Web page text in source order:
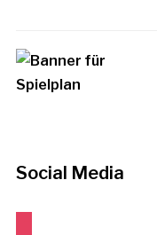
Social Media